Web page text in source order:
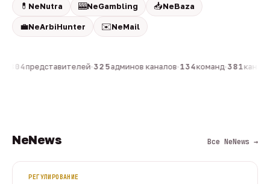
💊 NeNutra 🎰NeGambling 📥NeBaza
💼NeArbiHunter ✉️NeMail
804представителей·325админов каналов·134команд·381
NeNews Все NeNews →
РЕГУЛИРОВАНИЕ